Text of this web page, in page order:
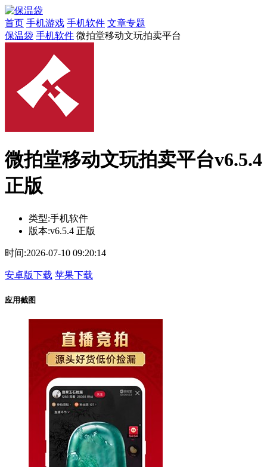
首页 手机游戏 手机软件 文章专题
保温袋 手机软件 微拍堂移动文玩拍卖平台
微拍堂移动文玩拍卖平台v6.5.4
正版
类型:手机软件
版本:v6.5.4 正版
时间:2026-07-10 09:20:14
安卓版下载 苹果下载
应用截图